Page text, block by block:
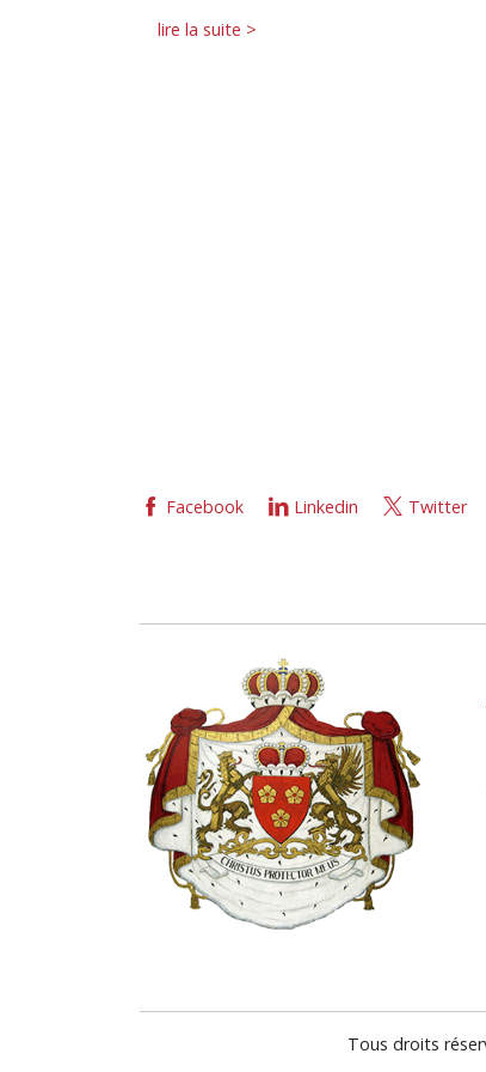
lire la suite >
Facebook Linkedin Twitter
Tous droits